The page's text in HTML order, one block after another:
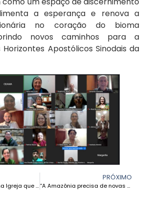
a esperança e renova a
no coração do bioma
novos caminhos para a
Apostólicos Sinodais da
Rede Itinerante: uma Igreja que caminha ao ritmo do povo amazônico – Nicolás Viel
PRÓXIMO
“A Amazônia precisa de novas relações baseadas no cuidado e no respeito” – Cardeal Leonardo Steiner